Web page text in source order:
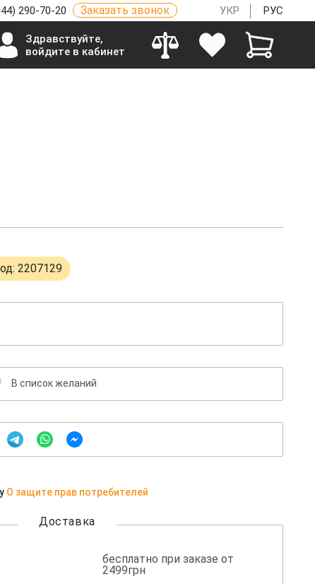
290-70-20 Заказать звонок УКР РУС
Здравствуйте,
войдите в кабинет
2207129
В список желаний
О защите прав потребителей
Доставка
бесплатно при заказе от
2499грн